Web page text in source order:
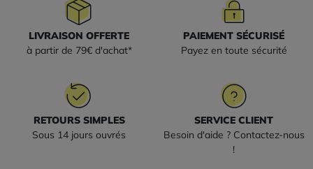
LIVRAISON OFFERTE
à partir de 79€ d'achat*
PAIEMENT SÉCURISÉ
Payez en toute sécurité
RETOURS SIMPLES
Sous 14 jours ouvrés
SERVICE CLIENT
Besoin d'aide ? Contactez-nous
!